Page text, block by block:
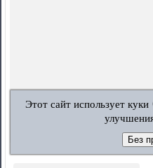
Этот сайт использует
Без